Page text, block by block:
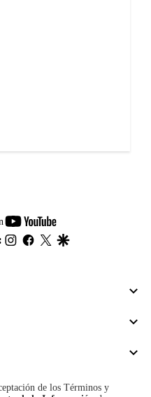
youtube-
footer
instagram
facebook
twitter
de los Términos y